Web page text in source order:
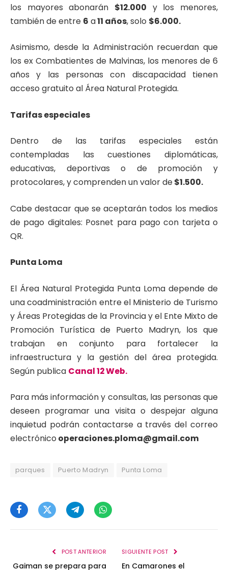
los mayores abonarán $12.000 y los menores,
también de entre 6 a11 años, solo $6.000.
Asimismo, desde la Administración recuerdan que
los ex Combatientes de Malvinas, los menores de 6
años y las personas con discapacidad tienen
acceso gratuito al Área Natural Protegida.
Tarifas especiales
Dentro de las tarifas especiales están
contempladas las cuestiones diplomáticas,
educativas, deportivas o de promoción y
protocolares, y comprenden un valor de$1.500.
Cabe destacar que se aceptarán todos los medios
de pago digitales: Posnet para pago con tarjeta o
QR.
Punta Loma
El Área Natural Protegida Punta Loma depende de
una coadministración entre el Ministerio de Turismo
y Áreas Protegidas de la Provincia y el Ente Mixto de
Promoción Turística de Puerto Madryn, los que
trabajan en conjunto para fortalecer la
infraestructura y la gestión del área protegida.
Según publica Canal 12 Web.
Para más información y consultas, las personas que
deseen programar una visita o despejar alguna
inquietud podrán contactarse a través del correo
electrónico operaciones.ploma@gmail.com
parques Puerto Madryn Punta Loma
FacebookTwitterTelegramWhatsApp
POST ANTERIOR
Gaiman se prepara para
SIGUIENTE POST
En Camarones el